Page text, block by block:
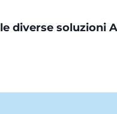
diverse soluzioni